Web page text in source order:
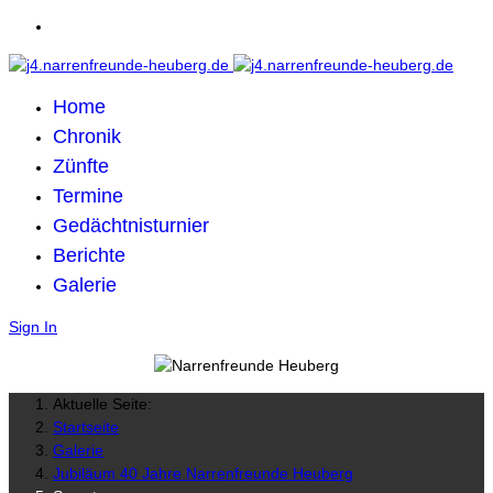
Home
Chronik
Zünfte
Termine
Gedächtnisturnier
Berichte
Galerie
Sign In
Aktuelle Seite:
Startseite
Galerie
Jubiläum 40 Jahre Narrenfreunde Heuberg